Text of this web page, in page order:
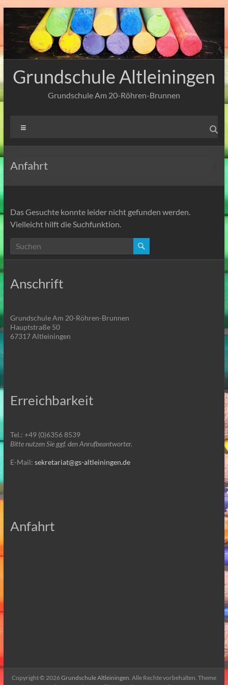
Zum
Inhalt
springen
Grundschule Altleiningen
Grundschule Am 20-Röhren-Brunnen
Anfahrt
Das Gesuchte konnte leider nicht gefunden werden.
Vielleicht hilft die Suchfunktion.
Anschrift
Grundschule Am 20-Röhren-Brunnen
Hauptstraße 50
67317 Altleiningen
Erreichbarkeit
Tel.: +49 (0)6356 8539
Bitte nutzen Sie ggf. den Anrufbeantworter.
E-Mail: sekretariat@gs-altleiningen.de
Anfahrt
Copyright © 2026Grundschule Altleiningen . Alle Rechte vorbehalten. Theme